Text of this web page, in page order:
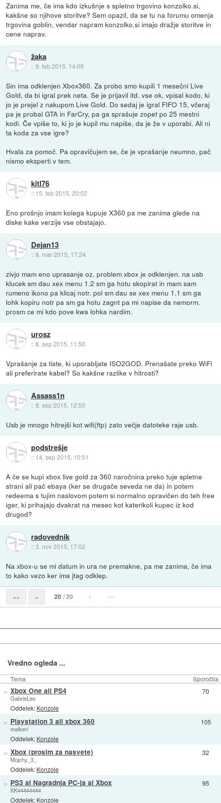
Zanima me, če ima kdo izkušnje s spletno trgovino konzolko.si,
kakšne so njihove storitve? Sem opazil, da se tu na forumu omenja
trgovina goblin, vendar napram konzolko.si imajo dražje storitve in
cene naprav.
žaka
::9. feb 2015, 14:06
Sin ima odklenjen Xbox360. Za probo smo kupili 1 mesečni Live
Gold, da bi igral prek neta. Se je prijavil itd. vse ok, vpisal kodo, ki
jo je prejel z nakupom Live Gold. Do sedaj je igral FIFO 15, včeraj
pa je probal GTA in FarCry, pa ga sprašuje zopet po 25 mestni
kodi. Če vpiše to, ki jo je kupil mu napiše, da je že v uporabi. Ali ni
ta koda za vse igre?
Hvala za pomoč. Pa opravičujem se, če je vprašanje neumno, pač
nismo eksperti v tem.
kitl76
:: 15. feb 2015, 20:02
Eno prošnjo imam kolega kupuje X360 pa me zanima glede na
diske kake verzije vse obstajajo.
Dejan13
::8. mar 2015, 17:24
zivjo mam eno uprasanje oz. problem xbox je odklenjen. na usb
klucek sm dau xex menu 1.2 sm ga hotu skopirat in mam sam
rumeno ikono pa klicaj notr. pol sm dau se xex menu 1.1 sm ga
lohk kopiru notr pa sm ga hotu zagnt pa mi napise da nemorm.
prosm ce mi kdo pove kwa lohka nardim.
urosz
::8. sep 2015, 11:50
Vprašanje za tiste, ki uporabljate ISO2GOD. Prenašate preko WiFi
ali preferirate kabel? So kakšne razlike v hitrosti?
Assass1n
::8. sep 2015, 12:50
Usb je mnogo hitrejši kot wifi(ftp) zato večje datoteke raje usb.
podstrešje
:: 14. sep 2015, 10:51
A če se kupi xbox live gold za 360 naročnina preko tuje spletne
strani ali pač ebaya (ker se drugače seveda ne da) in potem
redeema s tujim naslovom potem si normalno opravičen do teh free
iger, ki prihajajo dvakrat na mesec kot katerikoli kupec iz kod
drugod?
radovednik
::3. nov 2015, 17:02
Na xbox-u se mi datum in ura ne premakne, pa me zanima, če ima
to kako vezo ker ima jtag odklep.
«« « 20 / 20 » »»
Vredno ogleda ...
Tema Sporočila
» Xbox One ali PS4
GabrieLeo
Oddelek: Konzole
70
» Playstation 3 ali xbox 360
matkeri
Oddelek: Konzole
105
» Xbox (prosim za nasvete)
Mojchy_3_
Oddelek: Konzole
32
» PS3 al Nagradnja PC-ja al Xbox
KK44444444
Oddelek: Konzole
95